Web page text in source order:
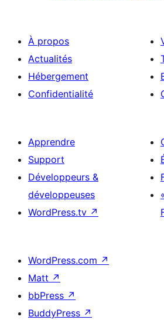
À propos
Actualités
Hébergement
Confidentialité
Apprendre
Support
Développeurs &
développeuses
WordPress.tv ↗
WordPress.com ↗
Matt ↗
bbPress ↗
BuddyPress ↗